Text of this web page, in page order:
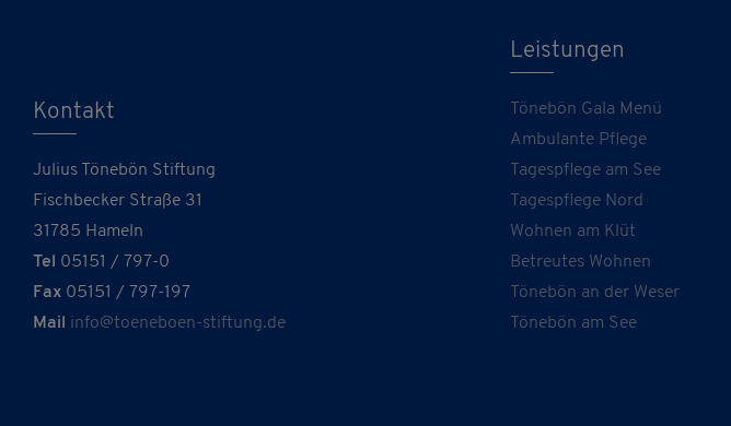
Kontakt
Julius Tönebön Stiftung
Fischbecker Straße 31
31785 Hameln
Tel
05151 / 797-0
Fax 05151 / 797-197
Mail
info@toeneboen-stiftung.de
Leistungen
Tönebön Gala Menü
Ambulante Pflege
Tagespflege am See
Tagespflege Nord
Wohnen am Klüt
Betreutes Wohnen
Tönebön an der Weser
Tönebön am See